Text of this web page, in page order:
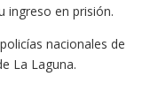
ingreso en prisión.
nacionales de
La Laguna.